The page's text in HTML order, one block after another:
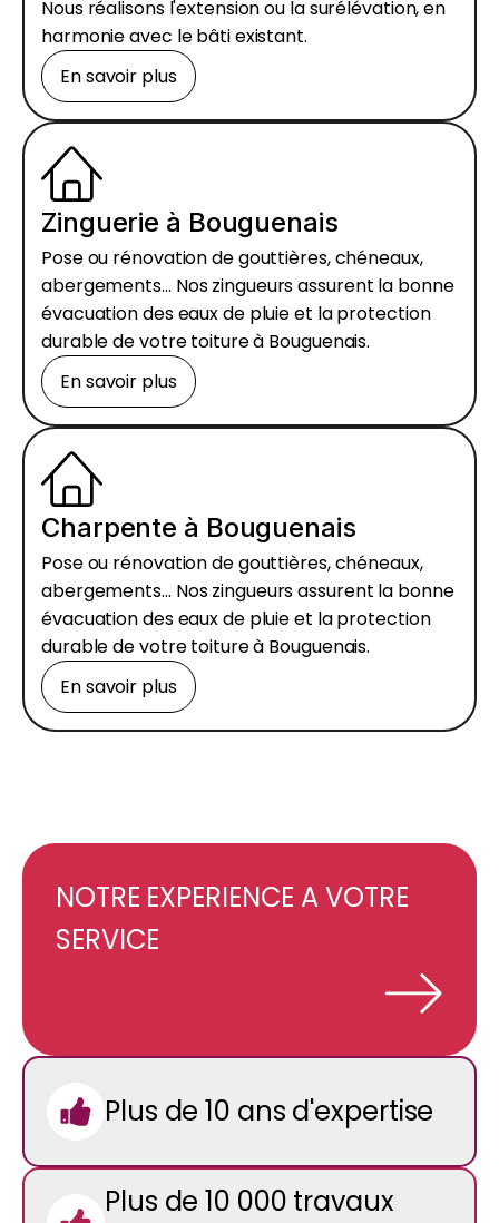
Nous réalisons l'extension ou la surélévation, en
harmonie avec le bâti existant.
En savoir plus
Zinguerie à Bouguenais
Pose ou rénovation de gouttières, chéneaux,
abergements… Nos zingueurs assurent la bonne
évacuation des eaux de pluie et la protection
durable de votre toiture à Bouguenais.
En savoir plus
Charpente à Bouguenais
Pose ou rénovation de gouttières, chéneaux,
abergements… Nos zingueurs assurent la bonne
évacuation des eaux de pluie et la protection
durable de votre toiture à Bouguenais.
En savoir plus
NOTRE EXPERIENCE A VOTRE
SERVICE
Plus de 10 ans d'expertise
Plus de 10 000 travaux